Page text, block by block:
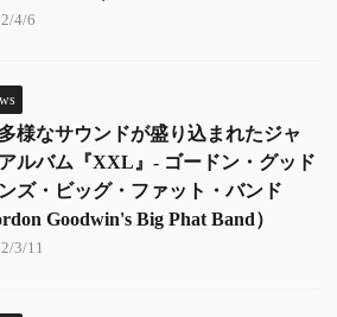
4/6
様なサウンドが盛り込まれたジャ
ルバム『XXL』- ゴードン・グッド
ズ・ビッグ・ファット・バンド
Goodwin's Big Phat Band）
3/11